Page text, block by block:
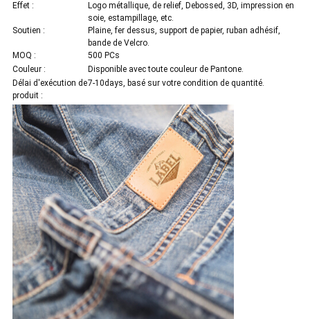
Effet :
Logo métallique, de relief, Debossed, 3D, impression en
soie, estampillage, etc.
Soutien :
Plaine, fer dessus, support de papier, ruban adhésif,
bande de Velcro.
MOQ :
500 PCs
Couleur :
Disponible avec toute couleur de Pantone.
Délai d'exécution de
produit :
7-10days, basé sur votre condition de quantité.